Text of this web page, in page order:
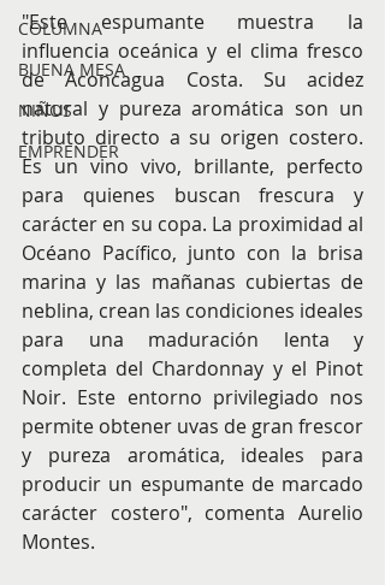
COLUMNA
BUENA MESA
NIÑOS
EMPRENDER
"Este espumante muestra la
influencia oceánica y el clima fresco
de Aconcagua Costa. Su acidez
natural y pureza aromática son un
tributo directo a su origen costero.
Es un vino vivo, brillante, perfecto
para quienes buscan frescura y
carácter en su copa. La proximidad al
Océano Pacífico, junto con la brisa
marina y las mañanas cubiertas de
neblina, crean las condiciones ideales
para una maduración lenta y
completa del Chardonnay y el Pinot
Noir. Este entorno privilegiado nos
permite obtener uvas de gran frescor
y pureza aromática, ideales para
producir un espumante de marcado
carácter costero", comenta Aurelio
Montes.